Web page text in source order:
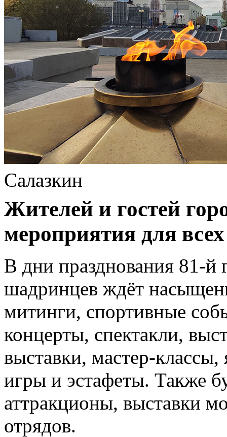
Салазкин
Жителей и гостей
мероприятия для всех
В дни празднования 81-
шадринцев ждёт
митинги, спортивные
концерты, спектакли,
выставки, мастер-
игры и эстафеты. Также
аттракционы, выставки
отрядов.